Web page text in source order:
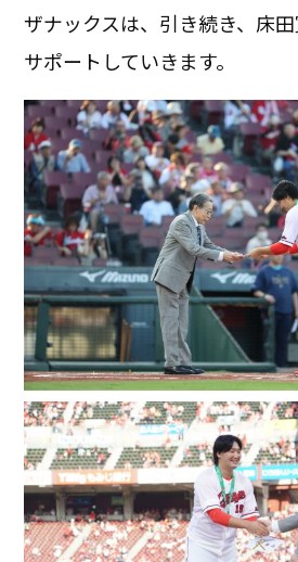
ザナックスは、引き続き、床
サポートしていきます。